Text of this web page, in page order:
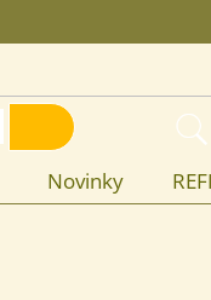
HĽADAŤ
Novinky